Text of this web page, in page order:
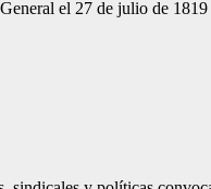
el 27 de julio de